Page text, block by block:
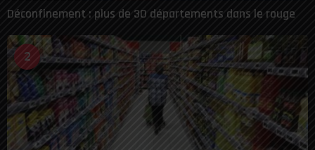
Déconfinement : plus de 30 départements dans le rouge
2